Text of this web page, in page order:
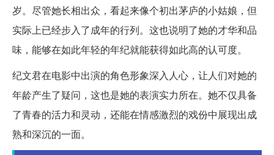
岁。尽管她长相出众，看起来像个初出茅庐的小姑娘，但
实际上已经步入了成年的行列。这也说明了她的才华和品
味，能够在如此年轻的年纪就能获得如此高的认可度。
纪文君在电影中出演的角色形象深入人心，让人们对她的
年龄产生了疑问，这也是她的表演实力所在。她不仅具备
了青春的活力和灵动，还能在情感激烈的戏份中展现出成
熟和深沉的一面。